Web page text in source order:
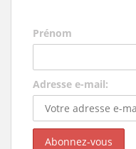
Prénom
Adresse e-mail: